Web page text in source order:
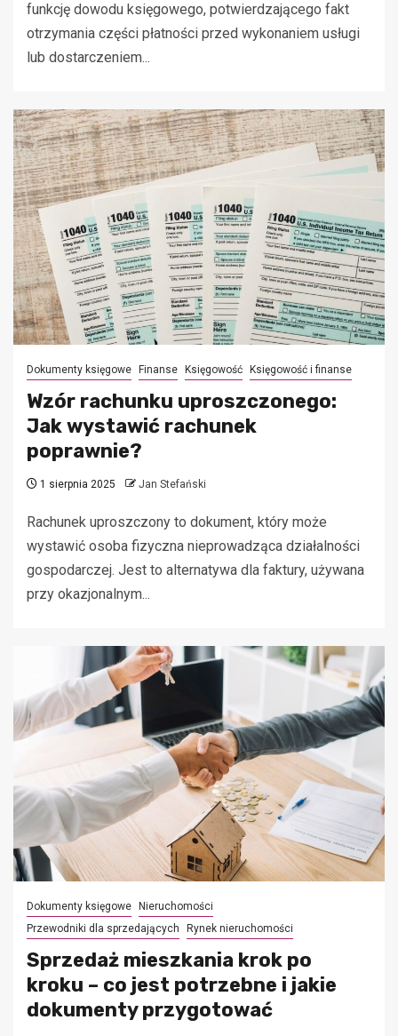
funkcję dowodu księgowego, potwierdzającego fakt
otrzymania części płatności przed wykonaniem usługi
lub dostarczeniem...
Dokumenty księgowe Finanse Księgowość Księgowość i finanse
Wzór rachunku uproszczonego:
Jak wystawić rachunek
poprawnie?
1 sierpnia 2025 Jan Stefański
Rachunek uproszczony to dokument, który może
wystawić osoba fizyczna nieprowadząca działalności
gospodarczej. Jest to alternatywa dla faktury, używana
przy okazjonalnym...
Dokumenty księgowe
Nieruchomości
Przewodniki dla sprzedających
Rynek nieruchomości
Sprzedaż mieszkania krok po
kroku – co jest potrzebne i jakie
dokumenty przygotować